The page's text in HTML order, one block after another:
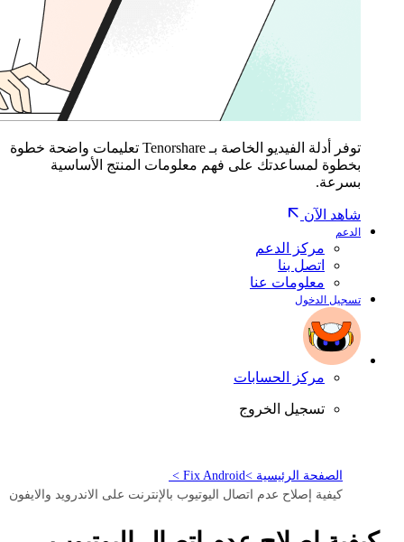
توفر أدلة الفيديو الخاصة بـ Tenorshare تعليمات واضحة خطوة
بخطوة لمساعدتك على فهم معلومات المنتج الأساسية
بسرعة.
شاهد الآن
الدعم
مركز الدعم
اتصل بنا
معلومات عنا
تسجيل الدخول
مركز الحسابات
تسجيل الخروج
الصفحة الرئيسية >Fix Android >
كيفية إصلاح عدم اتصال اليوتيوب بالإنترنت على الاندرويد والايفون